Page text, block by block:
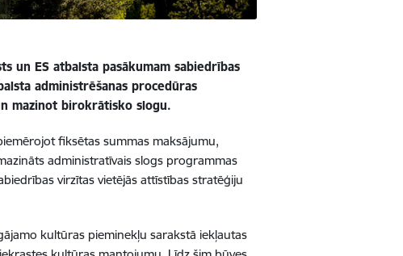
un ES atbalsta pasākumamsabiedrības
administrēšanas procedūras
mazinot birokrātisko slogu.
fiksētas summas maksājumu,
administratīvais slogs programmas
virzītas vietējās attīstības stratēģiju
kultūras pieminekļu sarakstā iekļautas